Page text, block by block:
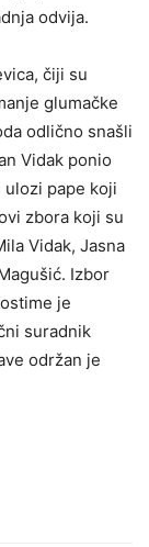
odvija.
čiji su
glumačke
odlično snašli
Vidak ponio
ulozi pape koji
zbora koji su
Vidak, Jasna
Izbor
je
suradnik
održan je